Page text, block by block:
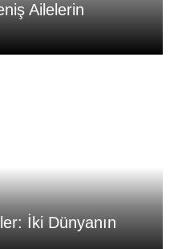
Ailelerin
İki Dünyanın